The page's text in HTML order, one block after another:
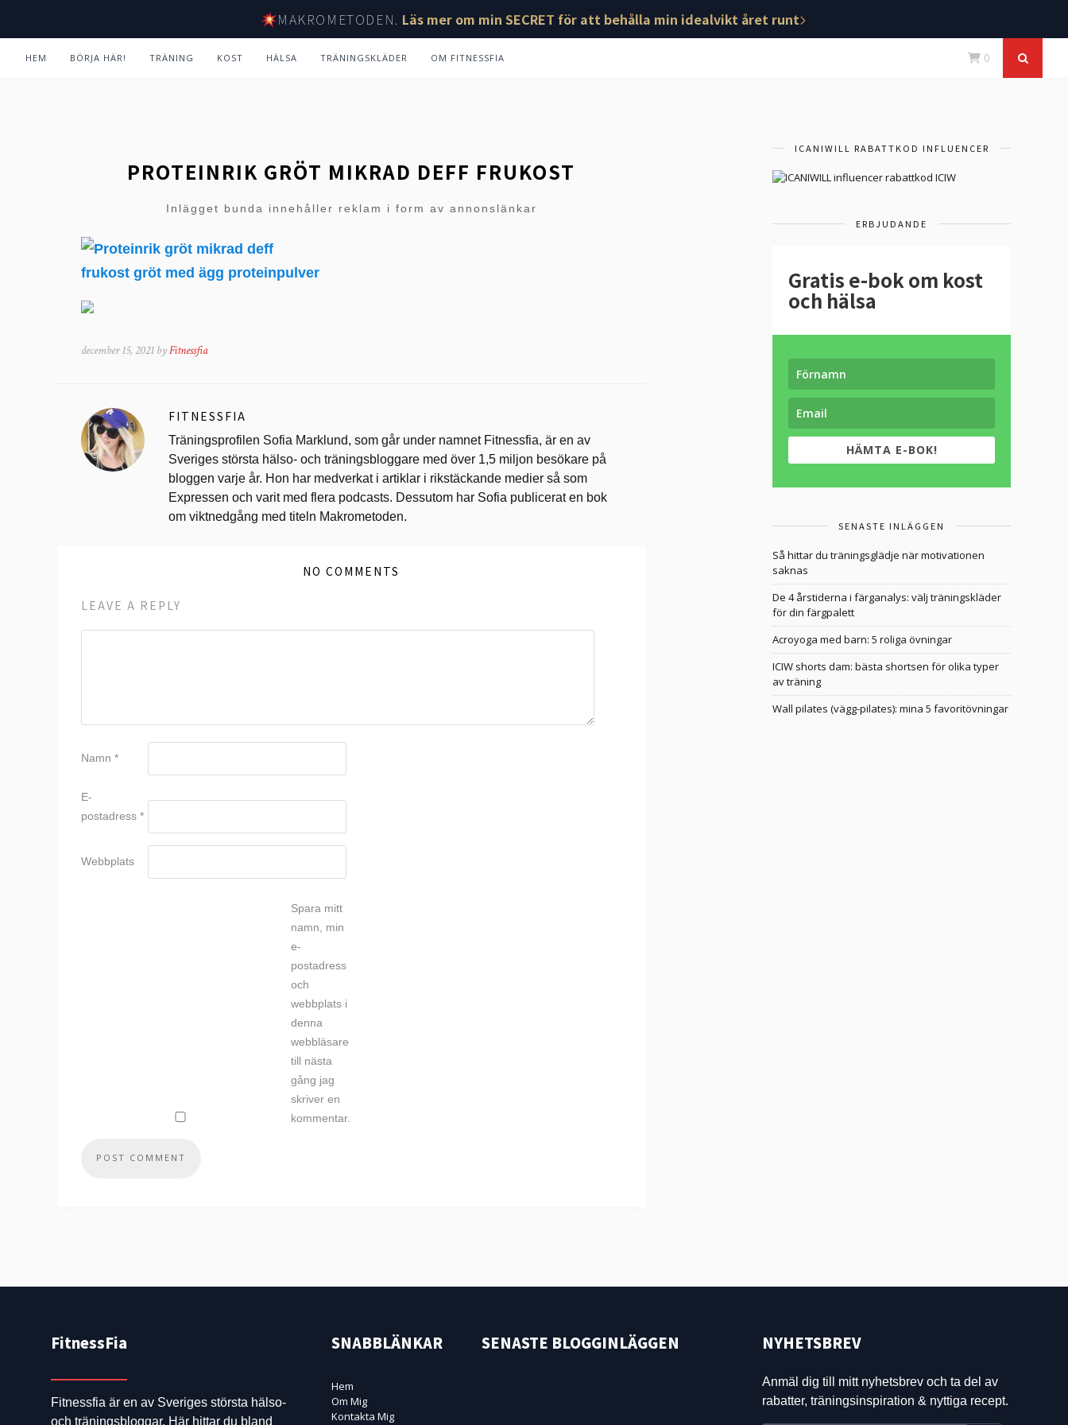
MAKROMETODEN. Läs mer om min SECRET för att behålla min idealvikt året runt
HEM BÖRJA HÄR! TRÄNING KOST HÄLSA TRÄNINGSKLÄDER OM FITNESSFIA 0
PROTEINRIK GRÖT MIKRAD DEFF FRUKOST
Inlägget bunda innehåller reklam i form av annonslänkar
december 15, 2021 byFitnessfia
FITNESSFIA
Träningsprofilen Sofia Marklund, som går under namnet Fitnessfia, är en av
Sveriges största hälso- och träningsbloggare med över 1,5 miljon besökare på
bloggen varje år. Hon har medverkat i artiklar i rikstäckande medier så som
Expressen och varit med flera podcasts. Dessutom har Sofia publicerat en bok
om viktnedgång med titeln Makrometoden.
NO COMMENTS
LEAVE A REPLY
Namn *
E-
postadress *
Webbplats
Spara mitt
namn, min
e-
postadress
och
webbplats i
denna
webbläsare
till nästa
gång jag
skriver en
kommentar.
ICANIWILL RABATTKOD INFLUENCER
ERBJUDANDE
Gratis e-bok om kost
och hälsa
HÄMTA E-BOK!
SENASTE INLÄGGEN
Så hittar du träningsglädje när motivationen
saknas
De 4 årstiderna i färganalys: välj träningskläder
för din färgpalett
Acroyoga med barn: 5 roliga övningar
ICIW shorts dam: bästa shortsen för olika typer
av träning
Wall pilates (vägg-pilates): mina 5 favoritövningar
FitnessFia
Fitnessfia är en av Sveriges största hälso-
och träningsbloggar. Här hittar du bland
SNABBLÄNKAR
Hem
Om Mig
Kontakta Mig
SENASTE BLOGGINLÄGGEN NYHETSBREV
Anmäl dig till mitt nyhetsbrev och ta del av
rabatter, träningsinspiration & nyttiga recept.